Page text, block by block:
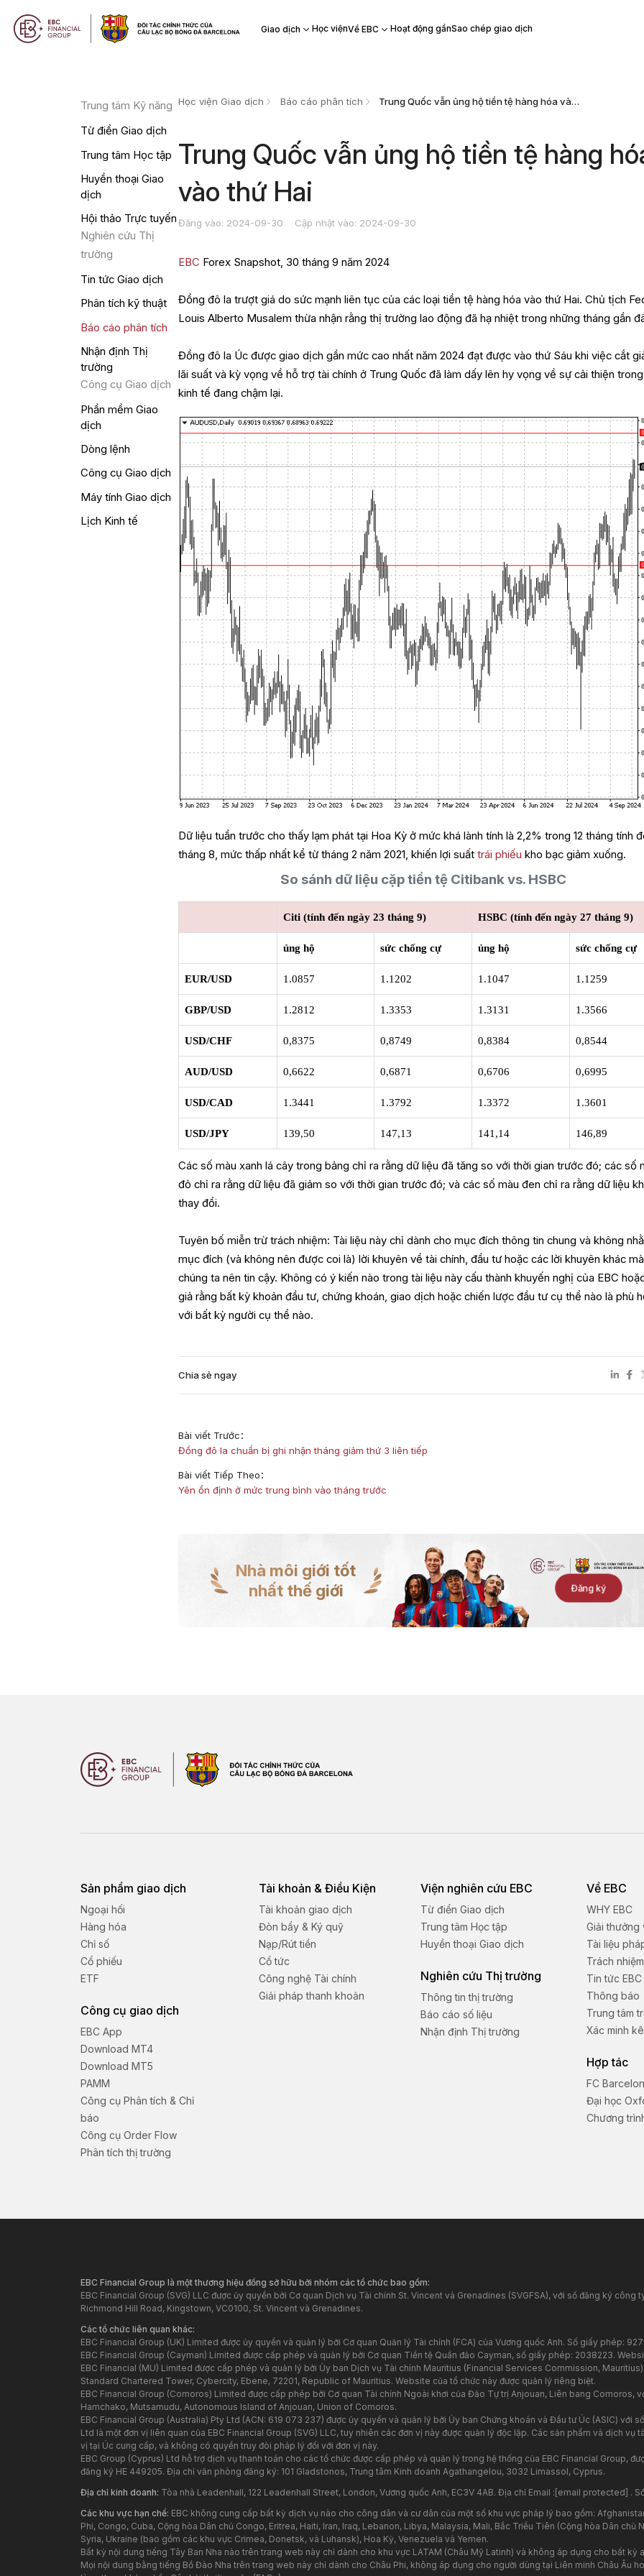
Giao dịch Học việnVề EBC Hoạt động gầnSao chép giao dịch
Trung tâm Kỹ năng
Từ điển Giao dịch
Trung tâm Học tập
Huyền thoại Giao
dịch
Hội thảo Trực tuyến
Nghiên cứu Thị
trường
Tin tức Giao dịch
Phân tích kỹ thuật
Báo cáo phân tích
Nhận định Thị
trường
Công cụ Giao dịch
Phần mềm Giao
dịch
Dòng lệnh
Công cụ Giao dịch
Máy tính Giao dịch
Lịch Kinh tế
Học viện Giao dịch Báo cáo phân tích Trung Quốc vẫn ủng hộ tiền tệ hàng hóa vào thứ Hai
Trung Quốc vẫn ủng hộ tiền tệ hàng
vào thứ Hai
Đăng vào: 2024-09-30 Cập nhật vào: 2024-09-30
EBC Forex Snapshot, 30 tháng 9 năm 2024
Đồng đô la trượt giá do sức mạnh liên tục của các loại tiền tệ hàng hóa vào thứ Hai. Chủ tịch
Louis Alberto Musalem thừa nhận rằng thị trường lao động đã hạ nhiệt trong những tháng gần
Đồng đô la Úc được giao dịch gần mức cao nhất năm 2024 đạt được vào thứ Sáu khi việc cắt
lãi suất và kỳ vọng về hỗ trợ tài chính ở Trung Quốc đã làm dấy lên hy vọng về sự cải thiện
kinh tế đang chậm lại.
Dữ liệu tuần trước cho thấy lạm phát tại Hoa Kỳ ở mức khá lành tính là 2,2% trong 12 tháng tính
tháng 8, mức thấp nhất kể từ tháng 2 năm 2021, khiến lợi suấttrái phiếu kho bạc giảm xuống.
So sánh dữ liệu cặp tiền tệ Citibank vs. HSBC
Citi (tính đến ngày 23 tháng 9) HSBC (tính đến ngày 27 tháng 9)
ủng hộ sức chống cự ủng hộ sức chống cự
EUR/USD 1.0857 1.1202 1.1047 1.1259
GBP/USD 1.2812 1.3353 1.3131 1.3566
USD/CHF 0,8375 0,8749 0,8384 0,8544
AUD/USD 0,6622 0,6871 0,6706 0,6995
USD/CAD 1.3441 1.3792 1.3372 1.3601
USD/JPY 139,50 147,13 141,14 146,89
Các số màu xanh lá cây trong bảng chỉ ra rằng dữ liệu đã tăng so với thời gian trước đó; các số
đỏ chỉ ra rằng dữ liệu đã giảm so với thời gian trước đó; và các số màu đen chỉ ra rằng dữ liệu
thay đổi.
Tuyên bố miễn trừ trách nhiệm: Tài liệu này chỉ dành cho mục đích thông tin chung và không
mục đích (và không nên được coi là) lời khuyên về tài chính, đầu tư hoặc các lời khuyên khác mà
chúng ta nên tin cậy. Không có ý kiến nào trong tài liệu này cấu thành khuyến nghị của EBC
giả rằng bất kỳ khoản đầu tư, chứng khoán, giao dịch hoặc chiến lược đầu tư cụ thể nào là phù
với bất kỳ người cụ thể nào.
Chia sẻ ngay
Bài viết Trước：
Đồng đô la chuẩn bị ghi nhận tháng giảm thứ 3 liên tiếp
Bài viết Tiếp Theo：
Yên ổn định ở mức trung bình vào tháng trước
Nhà môi giới tốt
nhất thế giới
Đăng ký
Sản phẩm giao dịch
Ngoại hối
Hàng hóa
Chỉ số
Cổ phiếu
ETF
Công cụ giao dịch
EBC App
Download MT4
Download MT5
PAMM
Công cụ Phân tích & Chỉ
báo
Công cụ Order Flow
Phân tích thị trường
Tài khoản & Điều Kiện
Tài khoản giao dịch
Đòn bẩy & Ký quỹ
Nạp/Rút tiền
Cổ tức
Công nghệ Tài chính
Giải pháp thanh khoản
Viện nghiên cứu EBC
Từ điển Giao dịch
Trung tâm Học tập
Huyền thoại Giao dịch
Nghiên cứu Thị trường
Thông tin thị trường
Báo cáo số liệu
Nhận định Thị trường
Về EBC
WHY EBC
Giải thưởng
Tài liệu
Trách
Tin tức EBC
Thông báo
Trung tâm
Xác minh
Hợp tác
FC
Đại học
Chương
EBC Financial Group là một thương hiệu đồng sở hữu bởi nhóm các tổ chức bao gồm:
EBC Financial Group (SVG) LLC được ủy quyền bởi Cơ quan Dịch vụ Tài chính St. Vincent và Grenadines (SVGFSA), với số đăng ký
Richmond Hill Road, Kingstown, VC0100, St. Vincent và Grenadines.
Các tổ chức liên quan khác:
EBC Financial Group (UK) Limited được ủy quyền và quản lý bởi Cơ quan Quản lý Tài chính (FCA) của Vương quốc Anh. Số giấy phép:
EBC Financial Group (Cayman) Limited được cấp phép và quản lý bởi Cơ quan Tiền tệ Quần đảo Cayman, số giấy phép: 2038223.
EBC Financial (MU) Limited được cấp phép và quản lý bởi Ủy ban Dịch vụ Tài chính Mauritius (Financial Services Commission,
Standard Chartered Tower, Cybercity, Ebene, 72201, Republic of Mauritius. Website của tổ chức này được quản lý riêng biệt.
EBC Financial Group (Comoros) Limited được cấp phép bởi Cơ quan Tài chính Ngoài khơi của Đảo Tự trị Anjouan, Liên bang Comoros,
Hamchako, Mutsamudu, Autonomous Island of Anjouan, Union of Comoros.
EBC Financial Group (Australia) Pty Ltd (ACN: 619 073 237) được ủy quyền và quản lý bởi Ủy ban Chứng khoán và Đầu tư Úc (ASIC) với
Ltd là một đơn vị liên quan của EBC Financial Group (SVG) LLC, tuy nhiên các đơn vị này được quản lý độc lập. Các sản phẩm và dịch
vị tại Úc cung cấp, và không có quyền truy đòi pháp lý đối với đơn vị này.
EBC Group (Cyprus) Ltd hỗ trợ dịch vụ thanh toán cho các tổ chức được cấp phép và quản lý trong hệ thống của EBC Financial Group,
đăng ký HE 449205. Địa chỉ văn phòng đăng ký: 101 Gladstonos, Trung tâm Kinh doanh Agathangelou, 3032 Limassol, Cyprus.
Địa chỉ kinh doanh: Tòa nhà Leadenhall, 122 Leadenhall Street, London, Vương quốc Anh, EC3V 4AB. Địa chỉ Email :[email protected] .
Các khu vực hạn chế: EBC không cung cấp bất kỳ dịch vụ nào cho công dân và cư dân của một số khu vực pháp lý bao gồm:
Phi, Congo, Cuba, Cộng hòa Dân chủ Congo, Eritrea, Haiti, Iran, Iraq, Lebanon, Libya, Malaysia, Mali, Bắc Triều Tiên (Cộng hòa Dân chủ
Syria, Ukraine (bao gồm các khu vực Crimea, Donetsk, và Luhansk), Hoa Kỳ, Venezuela và Yemen.
Bất kỳ nội dung tiếng Tây Ban Nha nào trên trang web này chỉ dành cho khu vực LATAM (Châu Mỹ Latinh) và không áp dụng cho bất kỳ
Mọi nội dung bằng tiếng Bồ Đào Nha trên trang web này chỉ dành cho Châu Phi, không áp dụng cho người dùng tại Liên minh Châu Âu